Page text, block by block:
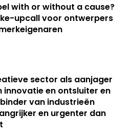
with or without a cause?
upcall voor ontwerpers
sector als aanjager
innovatie en ontsluiter en
van industrieën
en urgenter dan